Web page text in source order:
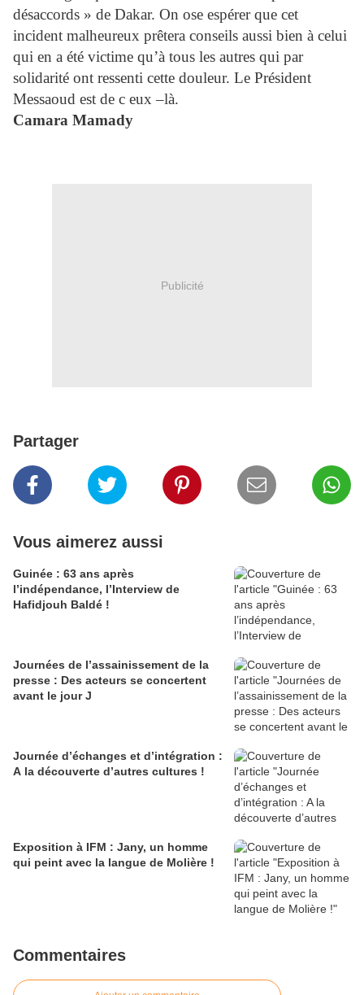
désaccords » de Dakar. On ose espérer que cet
incident malheureux prêtera conseils aussi bien à celui
qui en a été victime qu’à tous les autres qui par
solidarité ont ressenti cette douleur. Le Président
Messaoud est de c eux –là.
Camara Mamady
Publicité
Partager
Vous aimerez aussi
Guinée : 63 ans après
l’indépendance, l’Interview de
Hafidjouh Baldé !
Journées de l’assainissement de la
presse : Des acteurs se concertent
avant le jour J
Journée d’échanges et d’intégration :
A la découverte d’autres cultures !
Exposition à IFM : Jany, un homme
qui peint avec la langue de Molière !
Commentaires